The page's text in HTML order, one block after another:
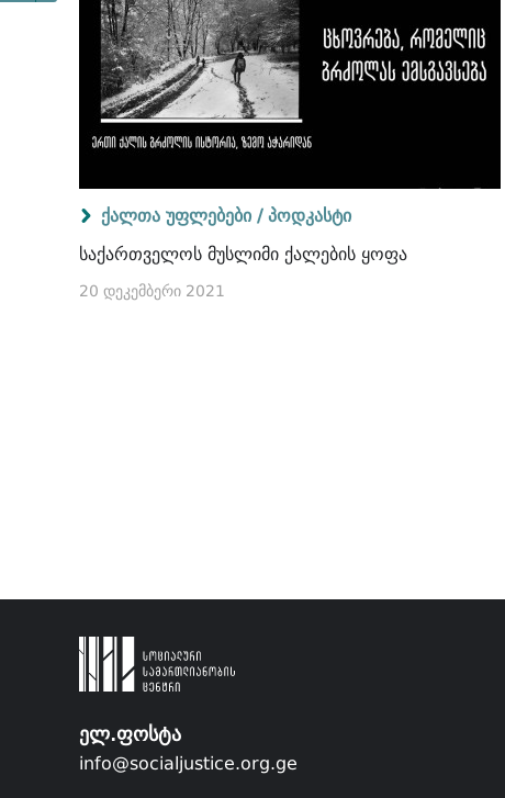
ქალთა უფლებები / პოდკასტი
საქართველოს მუსლიმი ქალების ყოფა
20 დეკემბერი 2021
ელ.ფოსტა
info@socialjustice.org.ge